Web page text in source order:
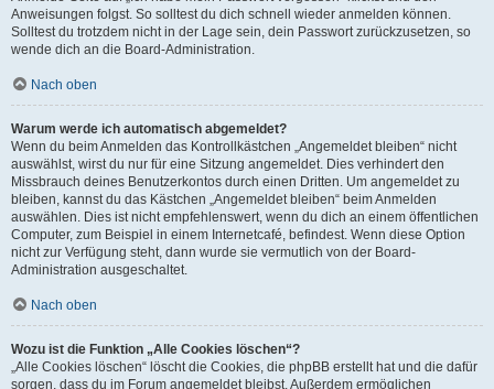
Anweisungen folgst. So solltest du dich schnell wieder anmelden können.
Solltest du trotzdem nicht in der Lage sein, dein Passwort zurückzusetzen, so
wende dich an die Board-Administration.
Nach oben
Warum werde ich automatisch abgemeldet?
Wenn du beim Anmelden das Kontrollkästchen „Angemeldet bleiben“ nicht
auswählst, wirst du nur für eine Sitzung angemeldet. Dies verhindert den
Missbrauch deines Benutzerkontos durch einen Dritten. Um angemeldet zu
bleiben, kannst du das Kästchen „Angemeldet bleiben“ beim Anmelden
auswählen. Dies ist nicht empfehlenswert, wenn du dich an einem öffentlichen
Computer, zum Beispiel in einem Internetcafé, befindest. Wenn diese Option
nicht zur Verfügung steht, dann wurde sie vermutlich von der Board-
Administration ausgeschaltet.
Nach oben
Wozu ist die Funktion „Alle Cookies löschen“?
„Alle Cookies löschen“ löscht die Cookies, die phpBB erstellt hat und die dafür
sorgen, dass du im Forum angemeldet bleibst. Außerdem ermöglichen